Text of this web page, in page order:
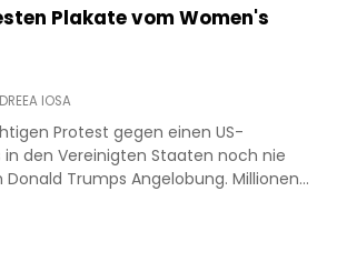
Plakate vom Women's
IOSA
Protest gegen einen US-
den Vereinigten Staaten noch nie
Trumps Angelobung. Millionen…